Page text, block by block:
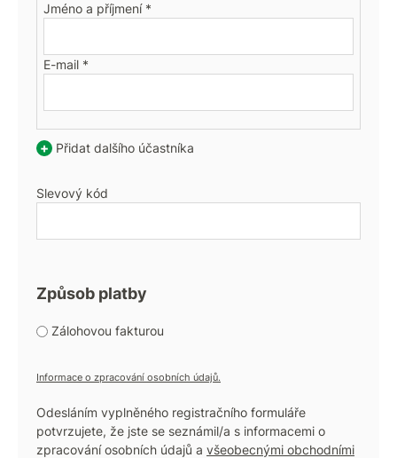
Jméno a příjmení *
E-mail *
+ Přidat dalšího účastníka
Slevový kód
Způsob platby
Zálohovou fakturou
Informace o zpracování osobních údajů.
Odesláním vyplněného registračního formuláře
potvrzujete, že jste se seznámil/a s informacemi o
zpracování osobních údajů a všeobecnými obchodními